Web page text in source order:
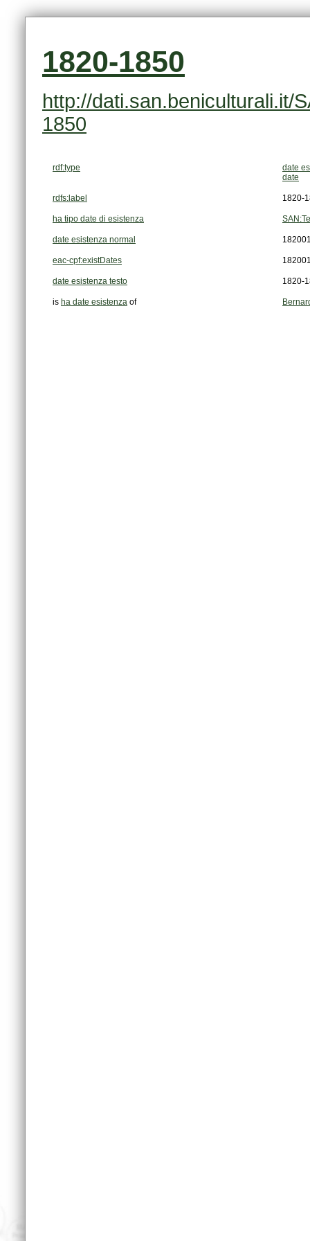
1820-1850
1850
rdf:type
date
date
rdfs:label 1820-
ha tipo date di esistenza
date esistenza normal
eac-cpf:existDates
date esistenza testo 1820-
is ha date esistenza of